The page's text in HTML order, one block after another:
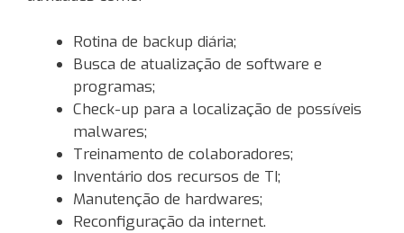
Rotina de backup diária;
Busca de atualização de software e
programas;
Check-up para a localização de possíveis
malwares;
Treinamento de colaboradores;
Inventário dos recursos de TI;
Manutenção de hardwares;
Reconfiguração da internet.